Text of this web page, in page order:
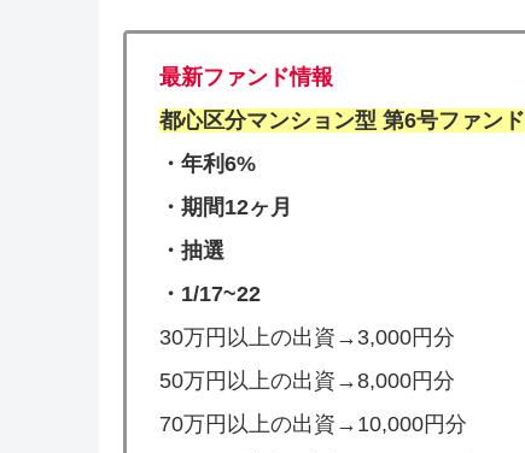
最新ファンド情報
都心区分マンション型 第6号ファンド
・年利6%
・期間12ヶ月
・抽選
・1/17~22
30万円以上の出資→3,000円分
50万円以上の出資→8,000円分
70万円以上の出資→10,000円分